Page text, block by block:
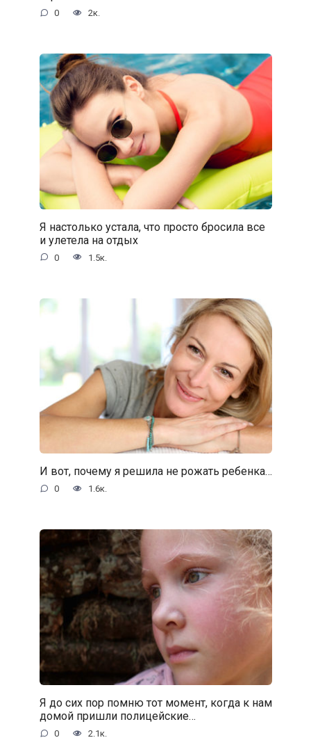
0 2к.
Я настолько устала, что просто бросила все
и улетела на отдых
0 1.5к.
И вот, почему я решила не рожать ребенка…
0 1.6к.
Я до сих пор помню тот момент, когда к нам
домой пришли полицейские…
0 2.1к.